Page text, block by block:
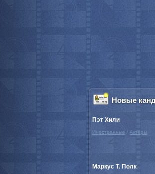
Новые
Пэт Хили
Иностранные / Актёры
Маркус Т. Полк